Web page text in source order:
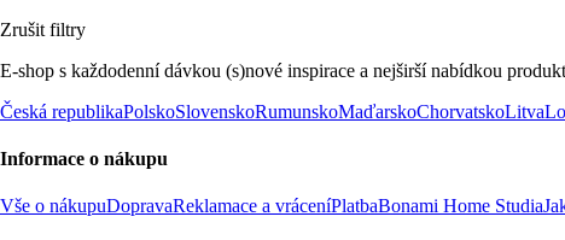
Zrušit filtry
E-shop s každodenní dávkou (s)nové inspirace a nejširší nabídkou
Česká republikaPolskoSlovenskoRumunskoMaďarskoChorvatskoLitva
Informace o nákupu
Vše o nákupuDopravaReklamace a vráceníPlatbaBonami Home Studia